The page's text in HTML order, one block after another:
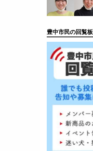
豊中市民の回覧板